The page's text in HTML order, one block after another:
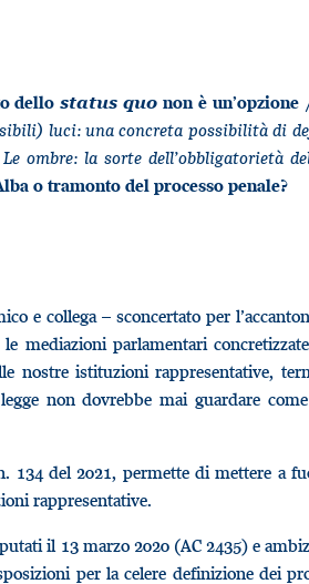
dellostatus quo non è un’opzione
luci: una concreta possibilità di
la sorte dell’obbligatorietà
o tramonto del processo penale?
e collega – sconcertato per
mediazioni parlamentari
nostre istituzioni rappresentative,
non dovrebbe mai guardare
134 del 2021, permette di mettere a
rappresentative.
il 13 marzo 2020 (AC 2435) e
per la celere definizione dei